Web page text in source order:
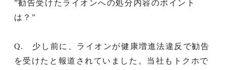
”勧告受けたライオンへの処分内容のポイント
は？”
Q. 少し前に、ライオンが健康増進法違反で勧告
を受けたと報道されていました。当社もトクホで